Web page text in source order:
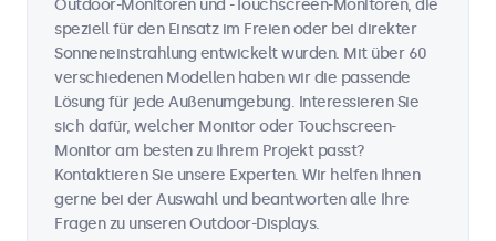
Outdoor-Monitoren und -Touchscreen-Monitoren, die
speziell für den Einsatz im Freien oder bei direkter
Sonneneinstrahlung entwickelt wurden. Mit über 60
verschiedenen Modellen haben wir die passende
Lösung für jede Außenumgebung. Interessieren Sie
sich dafür, welcher Monitor oder Touchscreen-
Monitor am besten zu Ihrem Projekt passt?
Kontaktieren Sie unsere Experten. Wir helfen Ihnen
gerne bei der Auswahl und beantworten alle Ihre
Fragen zu unseren Outdoor-Displays.